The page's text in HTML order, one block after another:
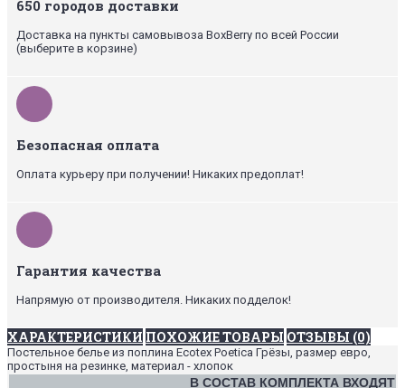
650 городов доставки
Доставка на пункты самовывоза BoxBerry по всей России
(выберите в корзине)
Безопасная оплата
Оплата курьеру при получении! Никаких предоплат!
Гарантия качества
Напрямую от производителя. Никаких подделок!
ХАРАКТЕРИСТИКИ ПОХОЖИЕ ТОВАРЫ ОТЗЫВЫ (0)
Постельное белье из поплина Ecotex Poetica Грёзы, размер евро,
простыня на резинке, материал - хлопок
В СОСТАВ КОМПЛЕКТА ВХОДЯТ